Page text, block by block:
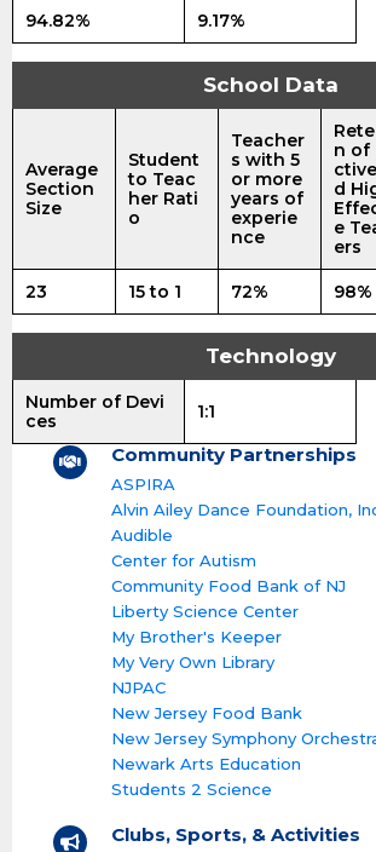
94.82% 9.17%
School Data
Average
Section
Size
Student
to Teac
her Rati
o
Teacher
s with 5
or more
years of
experie
nce
n of
d
e
ers
23 15 to 1 72% 98%
Technology
Number of Devi
ces
1:1
Community Partnerships
ASPIRA
Alvin Ailey Dance Foundation,
Audible
Center for Autism
Community Food Bank of NJ
Liberty Science Center
My Brother's Keeper
My Very Own Library
NJPAC
New Jersey Food Bank
New Jersey Symphony
Newark Arts Education
Students 2 Science
Clubs, Sports, & Activities